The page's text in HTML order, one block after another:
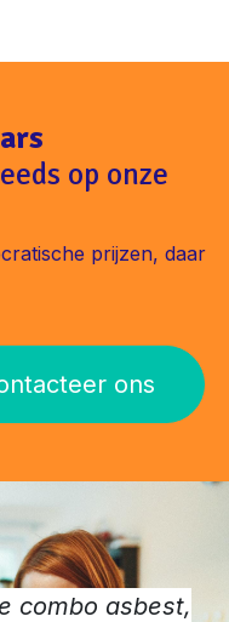
op onze
prijzen, daar
ons
combo asbest,